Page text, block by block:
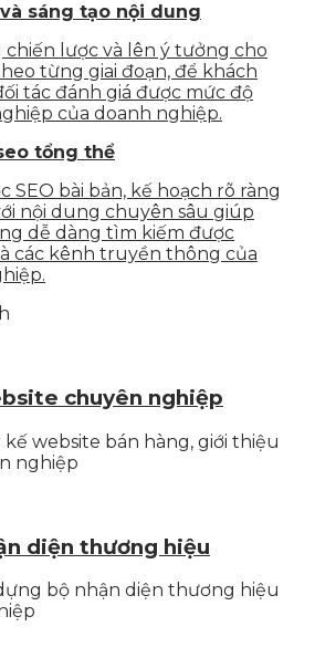
sáng tạo nội dung
chiến lược và lên ý tưởng cho
từng giai đoạn, để khách
tác đánh giá được mức độ
của doanh nghiệp.
tổng thể
SEO bài bản, kế hoạch rõ ràng
nội dung chuyên sâu giúp
dễ dàng tìm kiếm được
các kênh truyền thông của
chuyên nghiệp
website bán hàng, giới thiệu
nghiệp
diện thương hiệu
bộ nhận diện thương hiệu